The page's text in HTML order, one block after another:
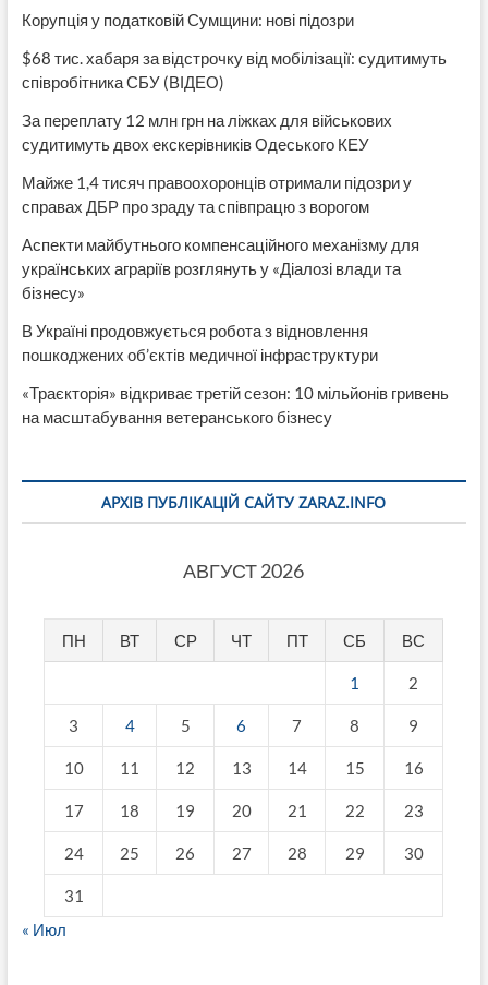
Корупція у податковій Сумщини: нові підозри
$68 тис. хабаря за відстрочку від мобілізації: судитимуть
співробітника СБУ (ВІДЕО)
За переплату 12 млн грн на ліжках для військових
судитимуть двох екскерівників Одеського КЕУ
Майже 1,4 тисяч правоохоронців отримали підозри у
справах ДБР про зраду та співпрацю з ворогом
Аспекти майбутнього компенсаційного механізму для
українських аграріїв розглянуть у «Діалозі влади та
бізнесу»
В Україні продовжується робота з відновлення
пошкоджених об’єктів медичної інфраструктури
«Траєкторія» відкриває третій сезон: 10 мільйонів гривень
на масштабування ветеранського бізнесу
АРХІВ ПУБЛІКАЦІЙ САЙТУ ZARAZ.INFO
АВГУСТ 2026
ПН ВТ СР ЧТ ПТ СБ ВС
1 2
3 4 5 6 7 8 9
10 11 12 13 14 15 16
17 18 19 20 21 22 23
24 25 26 27 28 29 30
31
« Июл